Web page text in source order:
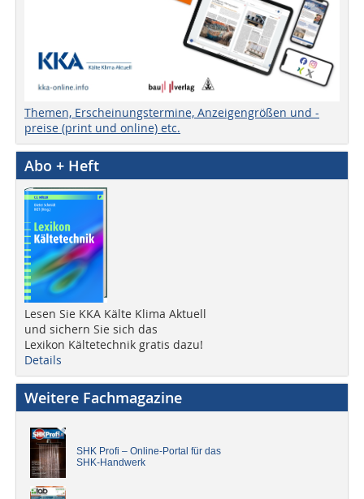
Themen, Erscheinungstermine, Anzeigengrößen und -
preise (print und online) etc.
Abo + Heft
Lesen Sie KKA Kälte Klima Aktuell
und sichern Sie sich das
Lexikon Kältetechnik gratis dazu!
Details
Weitere Fachmagazine
SHK Profi – Online-Portal für das
SHK-Handwerk